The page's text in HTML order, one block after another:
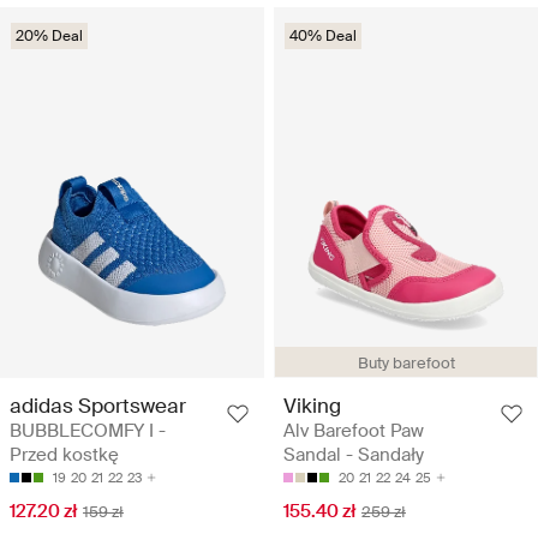
20% Deal
adidas Sportswear
BUBBLECOMFY I -
Przed kostkę
19 20 21 22 23
127.20 zł 159 zł
Buty barefoot
40% Deal
Viking
Alv Barefoot Paw
Sandal - Sandały
20 21 22 24 25
155.40 zł 259 zł